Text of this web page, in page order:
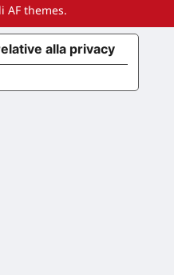
AF themes.
alla privacy